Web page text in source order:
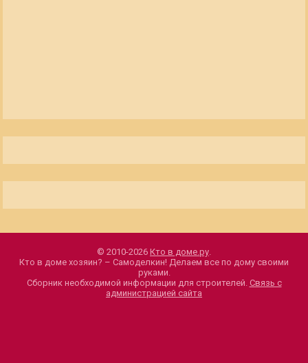
© 2010-2026 Кто в доме.ру.
Кто в доме хозяин? – Самоделкин! Делаем все по дому своими
руками.
Сборник необходимой информации для строителей. Связь с
администрацией сайта